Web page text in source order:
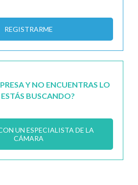
REGISTRARME
Y NO ENCUENTRAS LO
BUSCANDO?
UN ESPECIALISTA DE LA
CÁMARA